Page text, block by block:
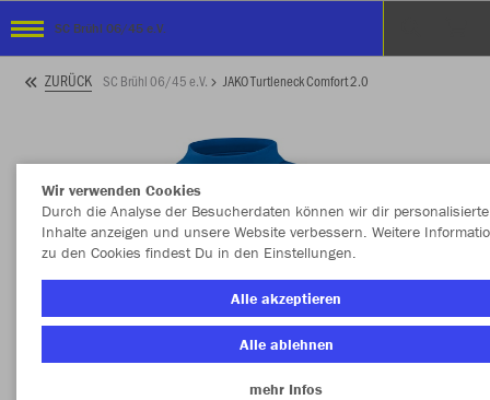
SC Brühl 06/45 e.V.
ZURÜCK SC Brühl 06/45 e.V. JAKO Turtleneck Comfort 2.0
Wir verwenden Cookies
Durch die Analyse der Besucherdaten können wir dir personalisierte
Inhalte anzeigen und unsere Website verbessern. Weitere
zu den Cookies findest Du in den Einstellungen.
Alle akzeptieren
Alle ablehnen
mehr Infos